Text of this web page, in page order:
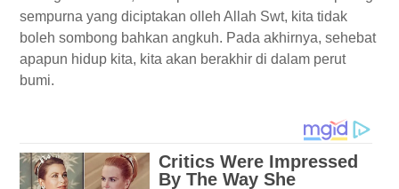
sempurna yang diciptakan olleh Allah Swt, kita tidak
boleh sombong bahkan angkuh. Pada akhirnya, sehebat
apapun hidup kita, kita akan berakhir di dalam perut
bumi.